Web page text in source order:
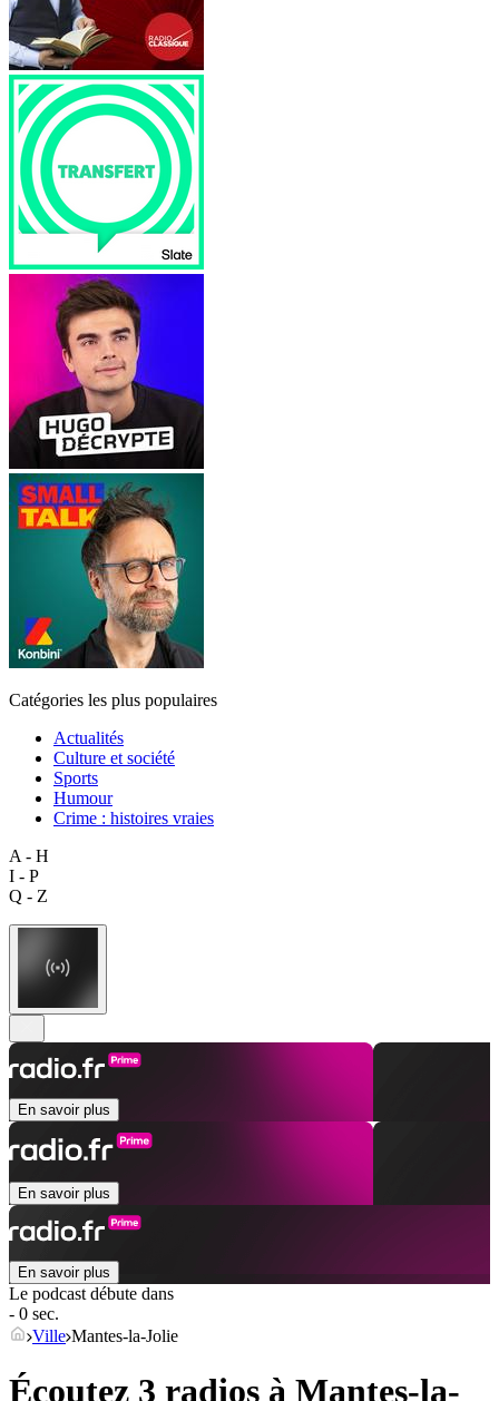
Catégories les plus populaires
Actualités
Culture et société
Sports
Humour
Crime : histoires vraies
A - H
I - P
Q - Z
En savoir plus
En savoir plus
En savoir plus
Le podcast débute dans
- 0 sec.
Ville Mantes-la-Jolie
Écoutez 3 radios à Mantes-la-